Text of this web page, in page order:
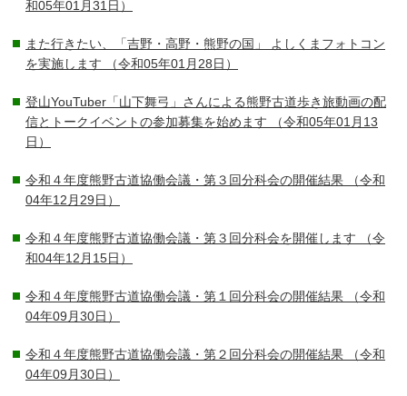
和05年01月31日）
また行きたい、「吉野・高野・熊野の国」 よしくまフォトコン
を実施します （令和05年01月28日）
登山YouTuber「山下舞弓」さんによる熊野古道歩き旅動画の配
信とトークイベントの参加募集を始めます （令和05年01月13
日）
令和４年度熊野古道協働会議・第３回分科会の開催結果 （令和
04年12月29日）
令和４年度熊野古道協働会議・第３回分科会を開催します （令
和04年12月15日）
令和４年度熊野古道協働会議・第１回分科会の開催結果 （令和
04年09月30日）
令和４年度熊野古道協働会議・第２回分科会の開催結果 （令和
04年09月30日）